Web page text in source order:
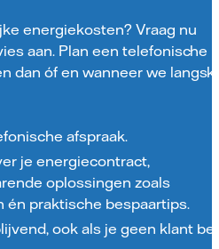
energiekosten? Vraag nu
aan. Plan een telefonische
dan óf en wanneer we
afspraak.
je energiecontract,
oplossingen zoals
én praktische bespaartips.
ook als je geen klant